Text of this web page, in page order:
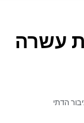
עשרה
הדתי